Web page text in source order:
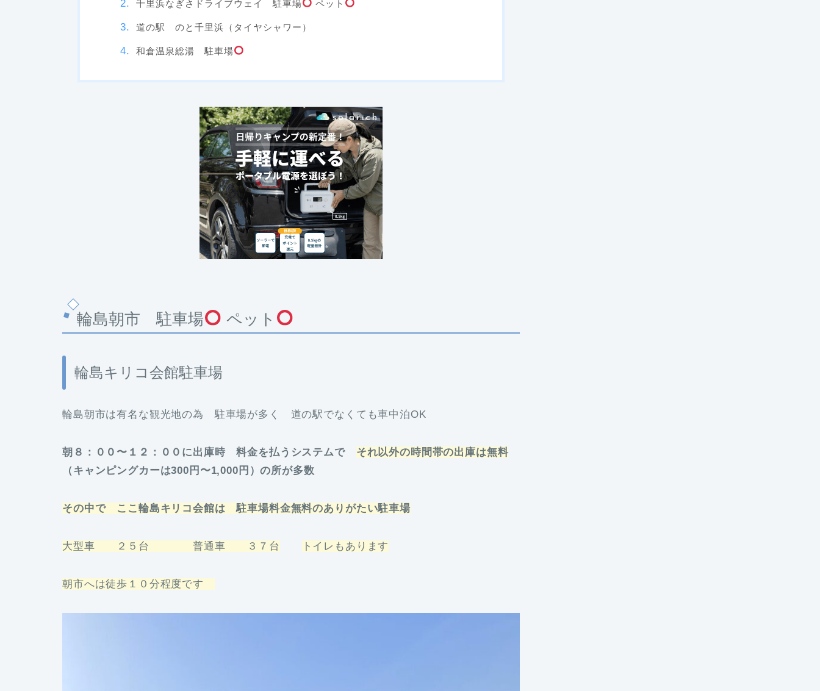
千里浜なぎさドライブウェイ 駐車場 ペット
道の駅 のと千里浜（タイヤシャワー）
和倉温泉総湯 駐車場
輪島朝市 駐車場 ペット
輪島キリコ会館駐車場
輪島朝市は有名な観光地の為 駐車場が多く 道の駅でなくても車中泊OK
朝８：００〜１２：００に出庫時 料金を払うシステムで それ以外の時間帯の出庫は無料
（キャンピングカーは300円〜1,000円）の所が多数
その中で ここ輪島キリコ会館は 駐車場料金無料のありがたい駐車場
大型車 ２５台 普通車 ３７台 トイレもあります
朝市へは徒歩１０分程度です